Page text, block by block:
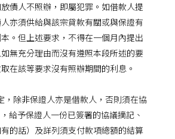
債人不照辦，即屬犯罪。如借款人提
亦須供給與該宗貸款有關或與保證有
。但上述要求，不得在一個月內提出
無充分理由而沒有遵照本段所述的要
在該等要求沒有照辦期間的利息。
，除非保證人亦是借款人，否則須在協
給予保證人一份已簽署的協議摘記、
的話）及詳列須支付款項總額的結算